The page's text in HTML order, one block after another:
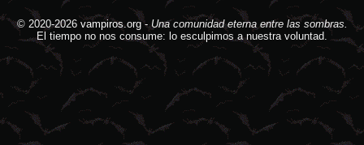
© 2020-2026 vampiros.org- Una comunidad eterna entre las sombras.
El tiempo no nos consume: lo esculpimos a nuestra voluntad.